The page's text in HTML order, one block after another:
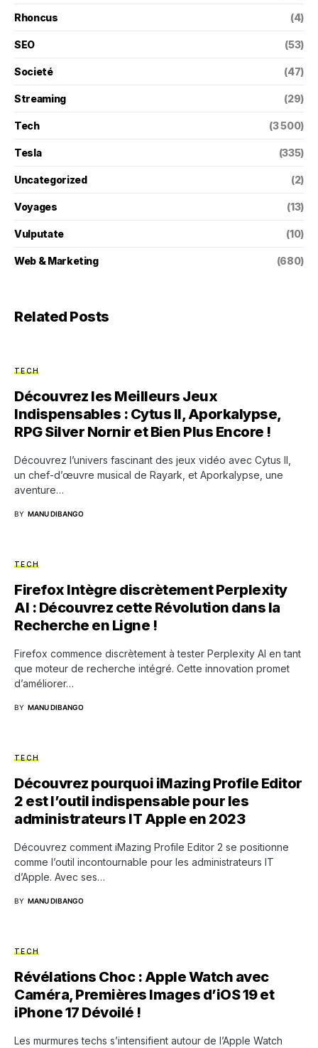
Rhoncus (4)
SEO (53)
Societé (47)
Streaming (29)
Tech (3 500)
Tesla (335)
Uncategorized (2)
Voyages (13)
Vulputate (10)
Web & Marketing (680)
Related Posts
TECH
Découvrez les Meilleurs Jeux
Indispensables : Cytus II, Aporkalypse,
RPG Silver Nornir et Bien Plus Encore !
Découvrez l’univers fascinant des jeux vidéo avec Cytus II,
un chef-d’œuvre musical de Rayark, et Aporkalypse, une
aventure…
BY MANU DIBANGO
TECH
Firefox Intègre discrètement Perplexity
AI : Découvrez cette Révolution dans la
Recherche en Ligne !
Firefox commence discrètement à tester Perplexity AI en tant
que moteur de recherche intégré. Cette innovation promet
d’améliorer…
BY MANU DIBANGO
TECH
Découvrez pourquoi iMazing Profile Editor
2 est l’outil indispensable pour les
administrateurs IT Apple en 2023
Découvrez comment iMazing Profile Editor 2 se positionne
comme l’outil incontournable pour les administrateurs IT
d’Apple. Avec ses…
BY MANU DIBANGO
TECH
Révélations Choc : Apple Watch avec
Caméra, Premières Images d’iOS 19 et
iPhone 17 Dévoilé !
Les murmures techs s’intensifient autour de l’Apple Watch